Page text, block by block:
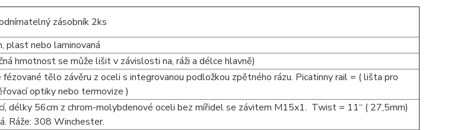
zásobník 2ks
plast nebo laminovaná
hmotnost se může lišit v závislosti na, ráži a délce hlavně)
tělo závěru z oceli s integrovanou podložkou zpětného rázu. Picatinny rail = ( lišta pro
optiky nebo termovize )
délky 56cm z chrom-molybdenové oceli bez mířidel se závitem M15x1. Twist = 11“ ( 27,5mm)
Ráže: 308 Winchester.